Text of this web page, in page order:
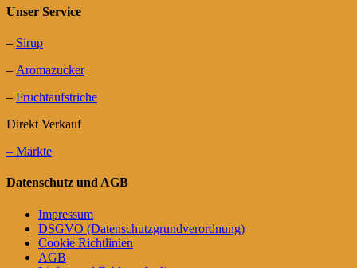
Unser Service
– Sirup
– Aromazucker
– Fruchtaufstriche
Direkt Verkauf
– Märkte
Datenschutz und AGB
Impressum
DSGVO (Datenschutzgrundverordnung)
Cookie Richtlinien
AGB